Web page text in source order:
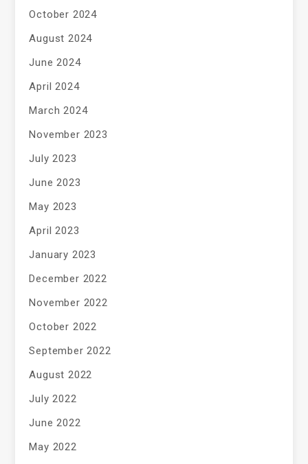
October 2024
August 2024
June 2024
April 2024
March 2024
November 2023
July 2023
June 2023
May 2023
April 2023
January 2023
December 2022
November 2022
October 2022
September 2022
August 2022
July 2022
June 2022
May 2022